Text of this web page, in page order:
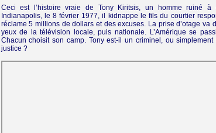
Ceci est l’histoire vraie de Tony Kiritsis, un homme ruiné à
Indianapolis, le 8 février 1977, il kidnappe le fils du courtier
réclame 5 millions de dollars et des excuses. La prise d’otage va
yeux de la télévision locale, puis nationale. L’Amérique se
Chacun choisit son camp. Tony est-il un criminel, ou
justice ?